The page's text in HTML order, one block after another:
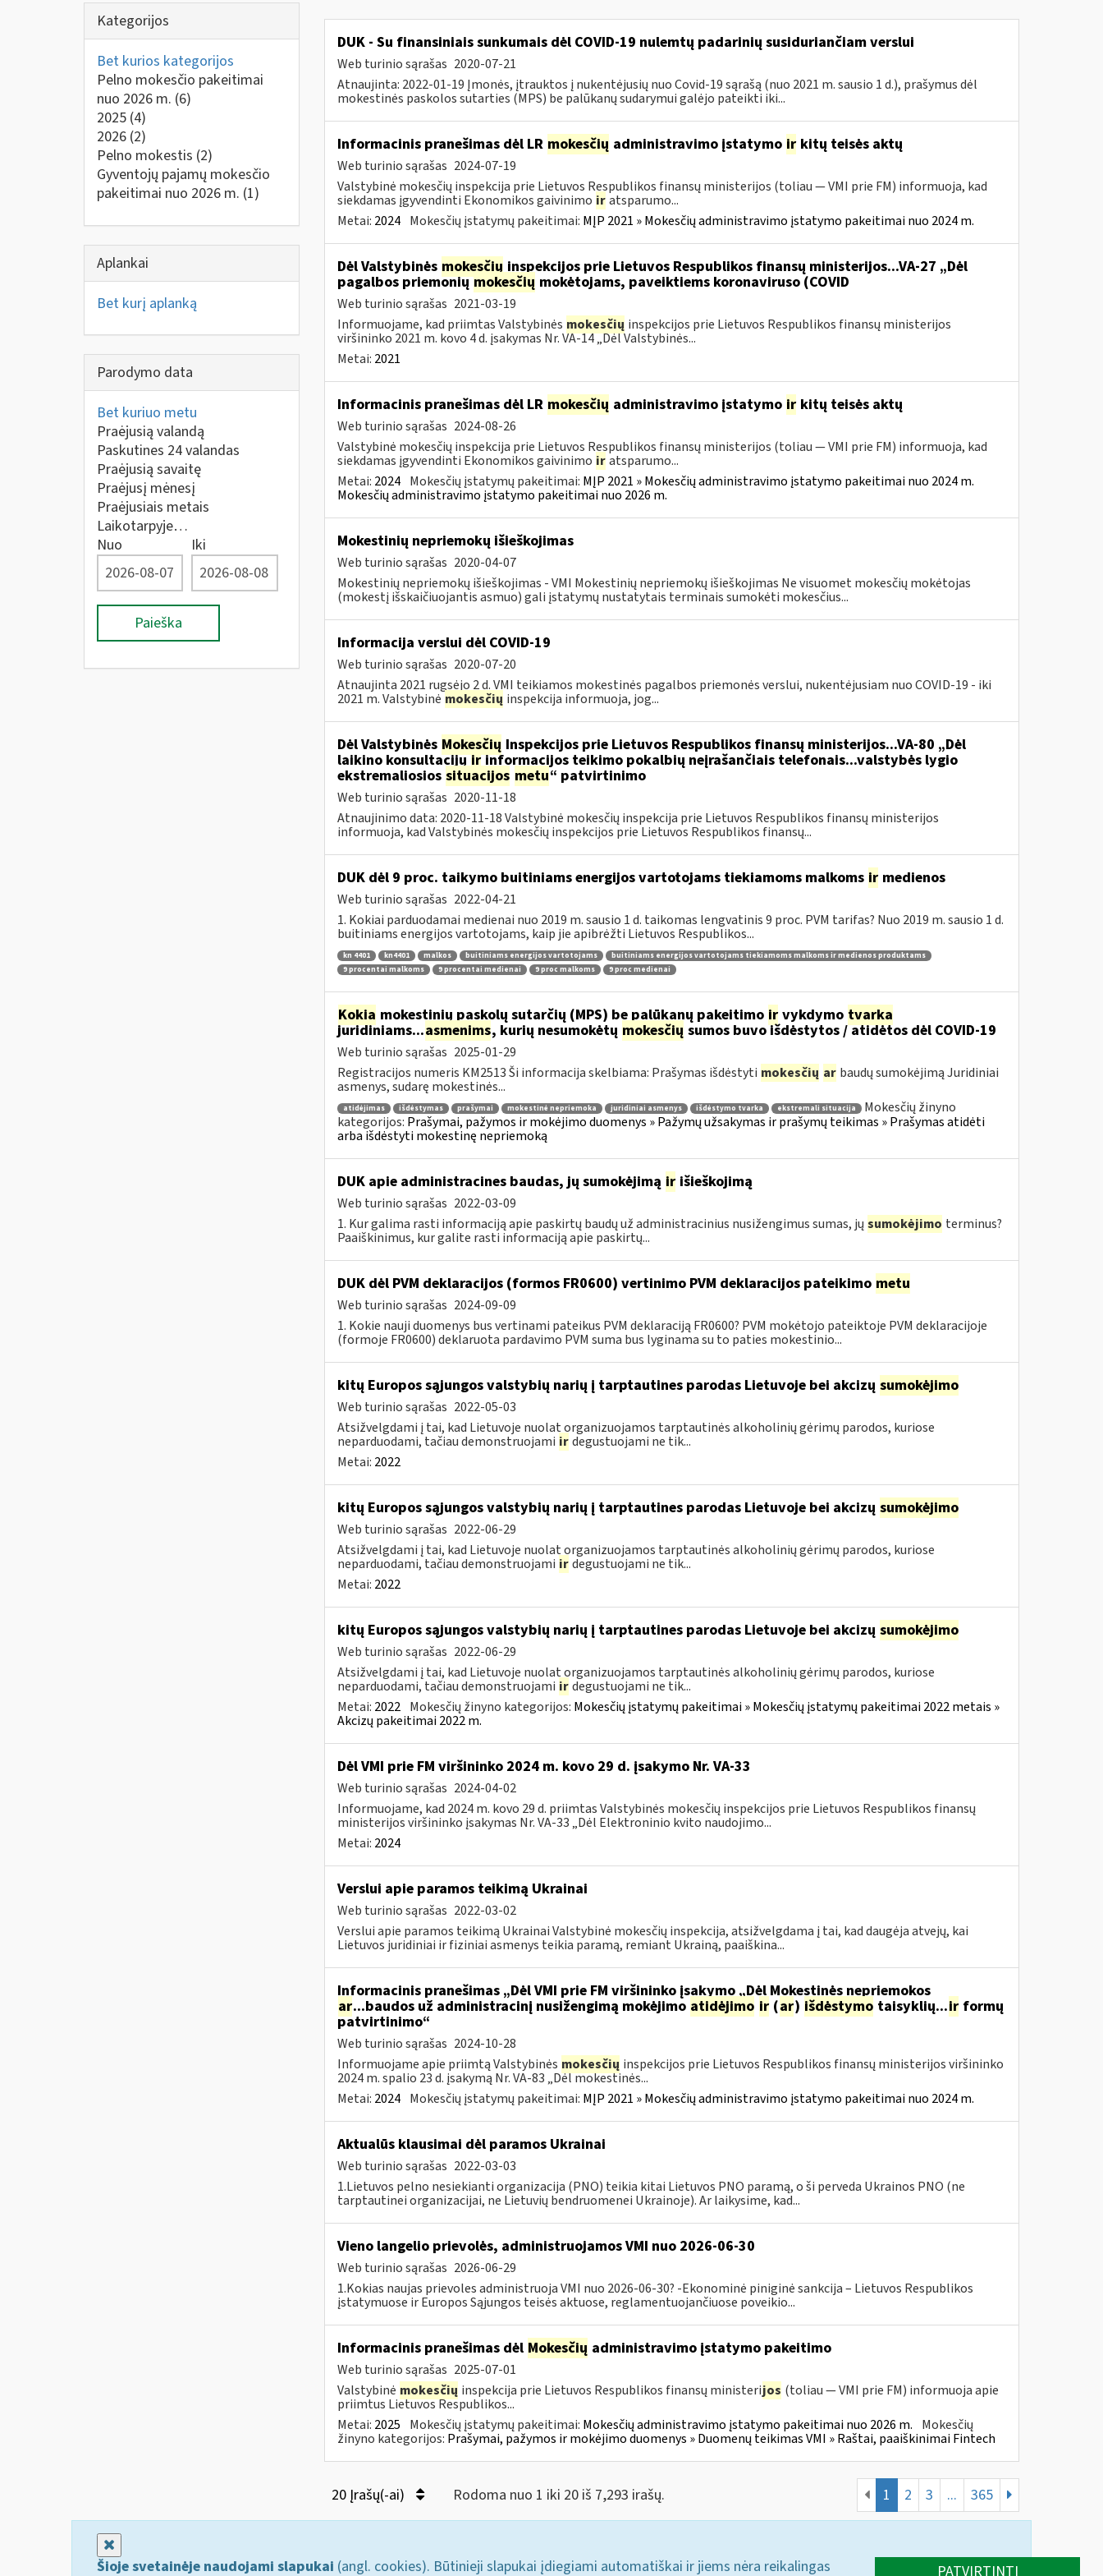
Kategorijos
Bet kurios kategorijos
Pelno mokesčio pakeitimai
nuo 2026 m. (6)
2025 (4)
2026 (2)
Pelno mokestis (2)
Gyventojų pajamų mokesčio
pakeitimai nuo 2026 m. (1)
Aplankai
Bet kurį aplanką
Parodymo data
Bet kuriuo metu
Praėjusią valandą
Paskutines 24 valandas
Praėjusią savaitę
Praėjusį mėnesį
Praėjusiais metais
Laikotarpyje…
Nuo
Iki
Paieška
DUK - Su finansiniais sunkumais dėl COVID-19 nulemtų padarinių susiduriančiam verslui
Web turinio sąrašas 2020-07-21
Atnaujinta: 2022-01-19 Įmonės, įtrauktos į nukentėjusių nuo Covid-19 sąrašą (nuo 2021 m. sausio 1 d.), prašymus dėl
mokestinės paskolos sutarties (MPS) be palūkanų sudarymui galėjo pateikti iki...
Informacinis pranešimas dėl LR mokesčių administravimo įstatymo irkitų teisės aktų
Web turinio sąrašas 2024-07-19
Valstybinė mokesčių inspekcija prie Lietuvos Respublikos finansų ministerijos (toliau — VMI prie FM) informuoja, kad
siekdamas įgyvendinti Ekonomikos gaivinimo ir atsparumo...
Metai: 2024 Mokesčių įstatymų pakeitimai: MĮP 2021 » Mokesčių administravimo įstatymo pakeitimai nuo 2024 m.
Dėl Valstybinės mokesčiųinspekcijos prie Lietuvos Respublikos finansų ministerijos...VA-27 „Dėl
pagalbos priemoniųmokesčių mokėtojams, paveiktiems koronaviruso (COVID
Web turinio sąrašas 2021-03-19
Informuojame, kad priimtas Valstybinės mokesčių inspekcijos prie Lietuvos Respublikos finansų ministerijos
viršininko 2021 m. kovo 4 d. įsakymas Nr. VA-14 „Dėl Valstybinės...
Metai: 2021
Informacinis pranešimas dėl LR mokesčių administravimo įstatymo irkitų teisės aktų
Web turinio sąrašas 2024-08-26
Valstybinė mokesčių inspekcija prie Lietuvos Respublikos finansų ministerijos (toliau — VMI prie FM) informuoja, kad
siekdamas įgyvendinti Ekonomikos gaivinimo ir atsparumo...
Metai: 2024 Mokesčių įstatymų pakeitimai: MĮP 2021 » Mokesčių administravimo įstatymo pakeitimai nuo 2024 m.
Mokesčių administravimo įstatymo pakeitimai nuo 2026 m.
Mokestinių nepriemokų išieškojimas
Web turinio sąrašas 2020-04-07
Mokestinių nepriemokų išieškojimas - VMI Mokestinių nepriemokų išieškojimas Ne visuomet mokesčių mokėtojas
(mokestį išskaičiuojantis asmuo) gali įstatymų nustatytais terminais sumokėti mokesčius...
Informacija verslui dėl COVID-19
Web turinio sąrašas 2020-07-20
Atnaujinta 2021 rugsėjo 2 d. VMI teikiamos mokestinės pagalbos priemonės verslui, nukentėjusiam nuo COVID-19 - iki
2021 m. Valstybinė mokesčių inspekcija informuoja, jog...
Dėl Valstybinės Mokesčių Inspekcijos prie Lietuvos Respublikos finansų ministerijos...VA-80 „Dėl
laikino konsultacijųirinformacijos teikimo pokalbių neįrašančiais telefonais...valstybės lygio
ekstremaliosios situacijos metu“ patvirtinimo
Web turinio sąrašas 2020-11-18
Atnaujinimo data: 2020-11-18 Valstybinė mokesčių inspekcija prie Lietuvos Respublikos finansų ministerijos
informuoja, kad Valstybinės mokesčių inspekcijos prie Lietuvos Respublikos finansų...
DUK dėl 9 proc. taikymo buitiniams energijos vartotojams tiekiamoms malkoms irmedienos
Web turinio sąrašas 2022-04-21
1. Kokiai parduodamai medienai nuo 2019 m. sausio 1 d. taikomas lengvatinis 9 proc. PVM tarifas? Nuo 2019 m. sausio 1 d.
buitiniams energijos vartotojams, kaip jie apibrėžti Lietuvos Respublikos...
kn 4401 kn4401 malkos buitiniams energijos vartotojams
buitiniams energijos vartotojams tiekiamoms malkoms ir medienos produktams
9 procentai malkoms
9 procentai medienai 9 proc malkoms 9 proc medienai
Kokia mokestinių paskolų sutarčių (MPS) be palūkanų pakeitimo irvykdymo tvarka
juridiniams...asmenims, kurių nesumokėtų mokesčių sumos buvo išdėstytos / atidėtos dėl COVID-19
Web turinio sąrašas 2025-01-29
Registracijos numeris KM2513 Ši informacija skelbiama: Prašymas išdėstyti mokesčių ar baudų sumokėjimą Juridiniai
asmenys, sudarę mokestinės...
atidėjimas išdėstymas prašymai mokestinė nepriemoka juridiniai asmenys išdėstymo tvarka ekstremali situacija
Mokesčių žinyno
kategorijos: Prašymai, pažymos ir mokėjimo duomenys » Pažymų užsakymas ir prašymų teikimas » Prašymas atidėti
arba išdėstyti mokestinę nepriemoką
DUK apie administracines baudas, jų sumokėjimą irišieškojimą
Web turinio sąrašas 2022-03-09
1. Kur galima rasti informaciją apie paskirtų baudų už administracinius nusižengimus sumas, jų sumokėjimo terminus?
Paaiškinimus, kur galite rasti informaciją apie paskirtų...
DUK dėl PVM deklaracijos (formos FR0600) vertinimo PVM deklaracijos pateikimo metu
Web turinio sąrašas 2024-09-09
1. Kokie nauji duomenys bus vertinami pateikus PVM deklaraciją FR0600? PVM mokėtojo pateiktoje PVM deklaracijoje
(formoje FR0600) deklaruota pardavimo PVM suma bus lyginama su to paties mokestinio...
kitų Europos sąjungos valstybių narių į tarptautines parodas Lietuvoje bei akcizų sumokėjimo
Web turinio sąrašas 2022-05-03
Atsižvelgdami į tai, kad Lietuvoje nuolat organizuojamos tarptautinės alkoholinių gėrimų parodos, kuriose
neparduodami, tačiau demonstruojami ir degustuojami ne tik...
Metai: 2022
kitų Europos sąjungos valstybių narių į tarptautines parodas Lietuvoje bei akcizų sumokėjimo
Web turinio sąrašas 2022-06-29
Atsižvelgdami į tai, kad Lietuvoje nuolat organizuojamos tarptautinės alkoholinių gėrimų parodos, kuriose
neparduodami, tačiau demonstruojami ir degustuojami ne tik...
Metai: 2022
kitų Europos sąjungos valstybių narių į tarptautines parodas Lietuvoje bei akcizų sumokėjimo
Web turinio sąrašas 2022-06-29
Atsižvelgdami į tai, kad Lietuvoje nuolat organizuojamos tarptautinės alkoholinių gėrimų parodos, kuriose
neparduodami, tačiau demonstruojami ir degustuojami ne tik...
Metai: 2022 Mokesčių žinyno kategorijos: Mokesčių įstatymų pakeitimai » Mokesčių įstatymų pakeitimai 2022 metais »
Akcizų pakeitimai 2022 m.
Dėl VMI prie FM viršininko 2024 m. kovo 29 d. įsakymo Nr. VA-33
Web turinio sąrašas 2024-04-02
Informuojame, kad 2024 m. kovo 29 d. priimtas Valstybinės mokesčių inspekcijos prie Lietuvos Respublikos finansų
ministerijos viršininko įsakymas Nr. VA-33 „Dėl Elektroninio kvito naudojimo...
Metai: 2024
Verslui apie paramos teikimą Ukrainai
Web turinio sąrašas 2022-03-02
Verslui apie paramos teikimą Ukrainai Valstybinė mokesčių inspekcija, atsižvelgdama į tai, kad daugėja atvejų, kai
Lietuvos juridiniai ir fiziniai asmenys teikia paramą, remiant Ukrainą, paaiškina...
Informacinis pranešimas „Dėl VMI prie FM viršininko įsakymo „Dėl Mokestinės nepriemokos
ar...baudos už administracinį nusižengimą mokėjimo atidėjimo ir(ar) išdėstymo taisyklių...irformų
patvirtinimo“
Web turinio sąrašas 2024-10-28
Informuojame apie priimtą Valstybinės mokesčių inspekcijos prie Lietuvos Respublikos finansų ministerijos viršininko
2024 m. spalio 23 d. įsakymą Nr. VA-83 „Dėl mokestinės...
Metai: 2024 Mokesčių įstatymų pakeitimai: MĮP 2021 » Mokesčių administravimo įstatymo pakeitimai nuo 2024 m.
Aktualūs klausimai dėl paramos Ukrainai
Web turinio sąrašas 2022-03-03
1.Lietuvos pelno nesiekianti organizacija (PNO) teikia kitai Lietuvos PNO paramą, o ši perveda Ukrainos PNO (ne
tarptautinei organizacijai, ne Lietuvių bendruomenei Ukrainoje). Ar laikysime, kad...
Vieno langelio prievolės, administruojamos VMI nuo 2026-06-30
Web turinio sąrašas 2026-06-29
1.Kokias naujas prievoles administruoja VMI nuo 2026-06-30? -Ekonominė piniginė sankcija – Lietuvos Respublikos
įstatymuose ir Europos Sąjungos teisės aktuose, reglamentuojančiuose poveikio...
Informacinis pranešimas dėl Mokesčių administravimo įstatymo pakeitimo
Web turinio sąrašas 2025-07-01
Valstybinė mokesčių inspekcija prie Lietuvos Respublikos finansų ministerijos (toliau — VMI prie FM) informuoja apie
priimtus Lietuvos Respublikos...
Metai: 2025 Mokesčių įstatymų pakeitimai: Mokesčių administravimo įstatymo pakeitimai nuo 2026 m. Mokesčių
žinyno kategorijos: Prašymai, pažymos ir mokėjimo duomenys » Duomenų teikimas VMI » Raštai, paaiškinimai Fintech
20 Įrašų(-ai) Rodoma nuo 1 iki 20 iš 7,293 irašų. 1 2 3 ... 365
Šioje svetainėje naudojami slapukai (angl. cookies). Būtinieji slapukai įdiegiami automatiškai ir jiems nėra reikalingas PATVIRTINTI